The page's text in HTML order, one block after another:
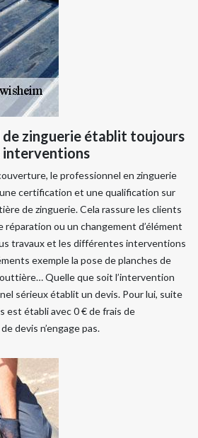
de zinguerie établit toujours
interventions
le professionnel en zinguerie
certification et une qualification sur
de zinguerie. Cela rassure les clients
ou un changement d’élément
travaux et les différentes interventions
exemple la pose de planches de
Quelle que soit l’intervention
sérieux établit un devis. Pour lui, suite
est établi avec 0 € de frais de
devis n’engage pas.